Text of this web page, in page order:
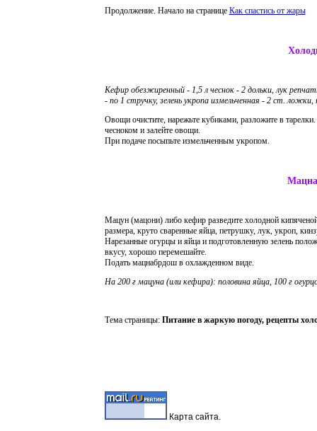
Продолжение. Начало на странице Как спастись от жары
Кефир обезжиренный - 1,5 л чеснок - 2 дольки, лук
- по 1 стручку, зелень укропа измельченная - 2 ст. ложки,
Овощи очистите, нарежьте кубиками, разложите в
чесноком и залейте овощи.
При подаче посыпьте измельченным укропом.
Мацун (мацони) либо кефир разведите холодной
размера, круто сваренные яйца, петрушку, лук, укроп,
Нарезанные огурцы и яйца и подготовленную зелень
вкусу, хорошо перемешайте.
Подать мацнабрдош в охлажденном виде.
На 200 г мацуна (или кефира): половина яйца, 100 г
Тема страницы: Питание в жаркую погоду, рецепты
Карта сайта.